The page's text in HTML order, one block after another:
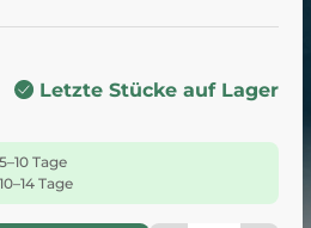
Letzte Stücke auf Lager
Tage
Tage